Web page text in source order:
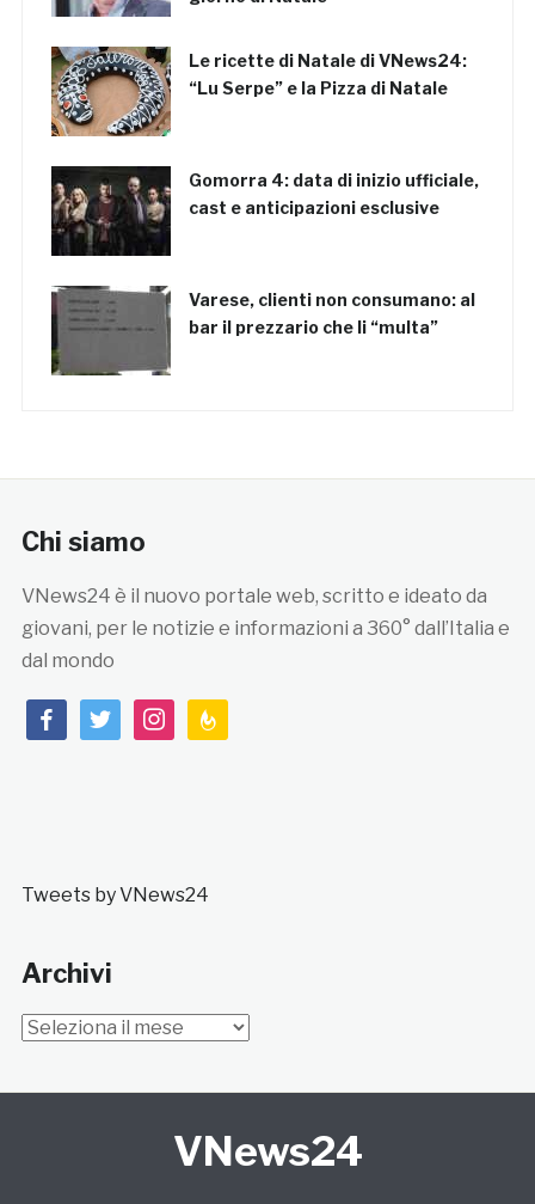
Le ricette di Natale di VNews24:
“Lu Serpe” e la Pizza di Natale
Gomorra 4: data di inizio ufficiale,
cast e anticipazioni esclusive
Varese, clienti non consumano: al
bar il prezzario che li “multa”
Chi siamo
VNews24 è il nuovo portale web, scritto e ideato da
giovani, per le notizie e informazioni a 360° dall’Italia e
dal mondo
facebooktwitterinstagramfeedburner
Tweets by VNews24
Archivi
Archivi
VNews24